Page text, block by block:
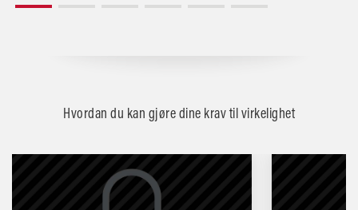
Hvordan du kan gjøre dine krav til virkelighet